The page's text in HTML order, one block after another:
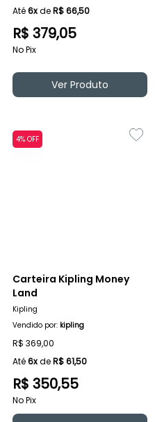
Até6xdeR$ 66,50
R$ 379,05
No Pix
Ver Produto
4% OFF
Carteira Kipling Money
Land
Kipling
Vendido por: kipling
R$ 369,00
Até6xdeR$ 61,50
R$ 350,55
No Pix